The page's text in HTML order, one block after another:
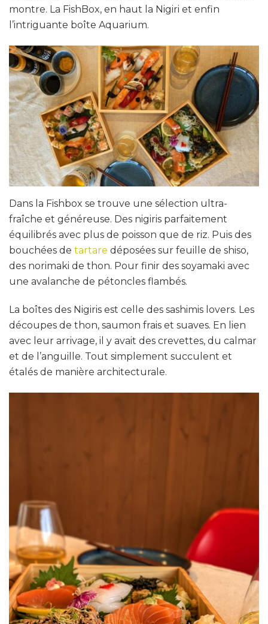
montre. La FishBox, en haut la Nigiri et enfin
l’intriguante boîte Aquarium.
Dans la Fishbox se trouve une sélection ultra-
fraîche et généreuse. Des nigiris parfaitement
équilibrés avec plus de poisson que de riz. Puis des
bouchées de tartare déposées sur feuille de shiso,
des norimaki de thon. Pour finir des soyamaki avec
une avalanche de pétoncles flambés.
La boîtes des Nigiris est celle des sashimis lovers. Les
découpes de thon, saumon frais et suaves. En lien
avec leur arrivage, il y avait des crevettes, du calmar
et de l’anguille. Tout simplement succulent et
étalés de manière architecturale.